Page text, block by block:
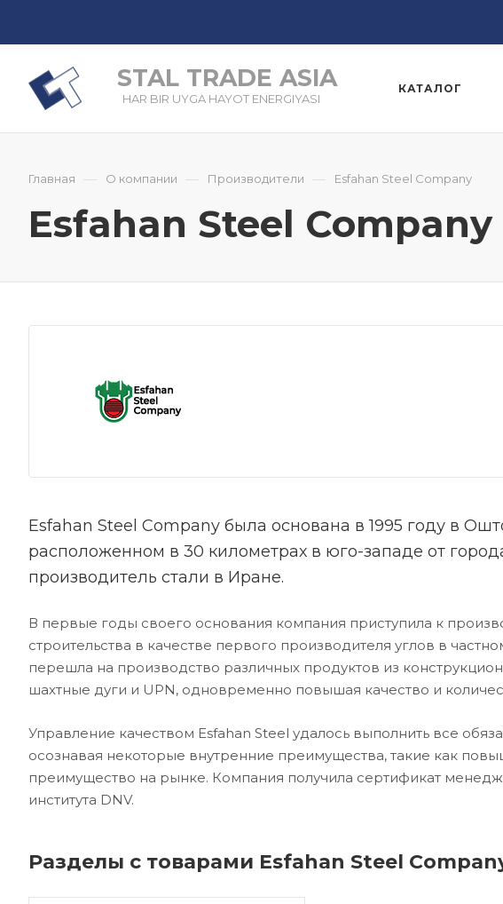
STAL TRADE ASIA
HAR BIR UYGA HAYOT ENERGIYASI
КАТАЛОГ
Главная — О компании — Производители — Esfahan Steel Company
Esfahan Steel Company
Esfahan Steel Company была основана в 1995 году в
расположенном в 30 километрах в юго-западе от
производитель стали в Иране.
В первые годы своего основания компания приступила к
строительства в качестве первого производителя углов в
перешла на производство различных продуктов из
шахтные дуги и UPN, одновременно повышая качество и
Управление качеством Esfahan Steel удалось выполнить все
осознавая некоторые внутренние преимущества, такие как
преимущество на рынке. Компания получила сертификат
института DNV.
Разделы с товарами Esfahan Steel